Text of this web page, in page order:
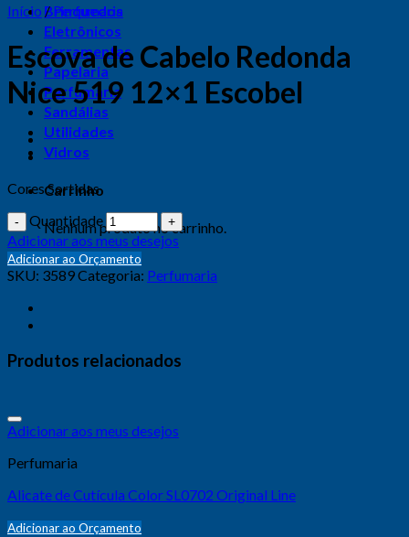
Brinquedos
Eletrônicos
Ferramentas
Papelaria
Perfumaria
Sandálias
Utilidades
Vidros
Carrinho
Nenhum produto no carrinho.
Início / Perfumaria
Escova de Cabelo Redonda
Nice 519 12×1 Escobel
Cores Sortidas
Quantidade
Adicionar aos meus desejos
Adicionar ao Orçamento
SKU: 3589Categoria: Perfumaria
Produtos relacionados
Adicionar aos meus desejos
Perfumaria
Alicate de Cutícula Color SL0702 Original Line
Adicionar ao Orçamento